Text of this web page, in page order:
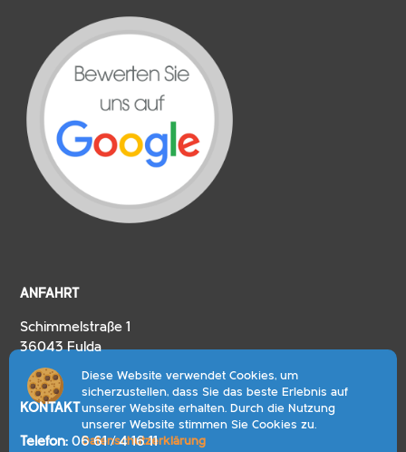
Diese Website verwendet Cookies, um
sicherzustellen, dass Sie das beste Erlebnis auf
unserer Website erhalten. Durch die Nutzung
unserer Website stimmen Sie Cookies zu.
Datenschutzerklärung
ANFAHRT
Schimmelstraße 1
36043 Fulda
KONTAKT
Telefon: 06 61 / 4 16 11